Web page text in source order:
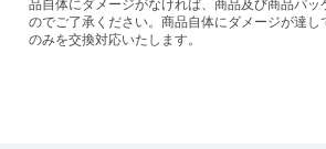
品自体にダメージがなければ、商品及び商品パッ
のでご了承ください。商品自体にダメージが達
のみを交換対応いたします。